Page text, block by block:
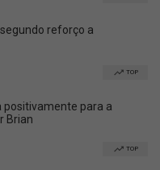
reforço a
TOP
positivamente para a
Brian
TOP